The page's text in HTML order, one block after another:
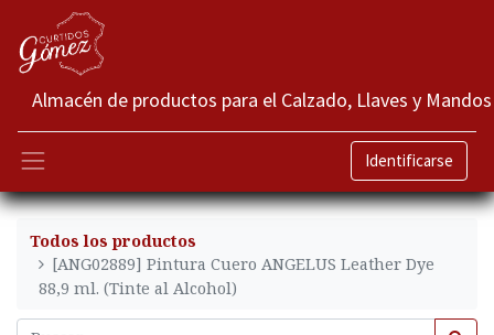
Almacén de productos para el Calzado, Llaves y Mandos
Identificarse
Todos los productos
[ANG02889] Pintura Cuero ANGELUS Leather Dye
88,9 ml. (Tinte al Alcohol)